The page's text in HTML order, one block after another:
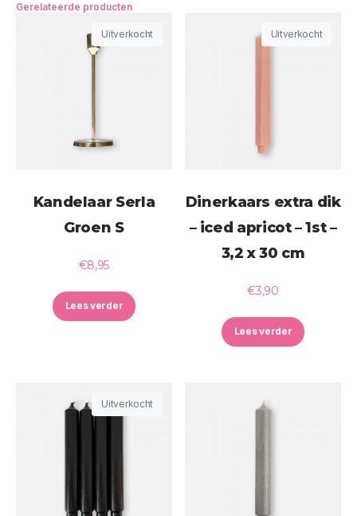
Gerelateerde producten
Uitverkocht
Kandelaar Serla
Groen S
€8,95
Lees verder
Uitverkocht
Dinerkaars extra dik
– iced apricot – 1st –
3,2 x 30 cm
€3,90
Lees verder
Uitverkocht